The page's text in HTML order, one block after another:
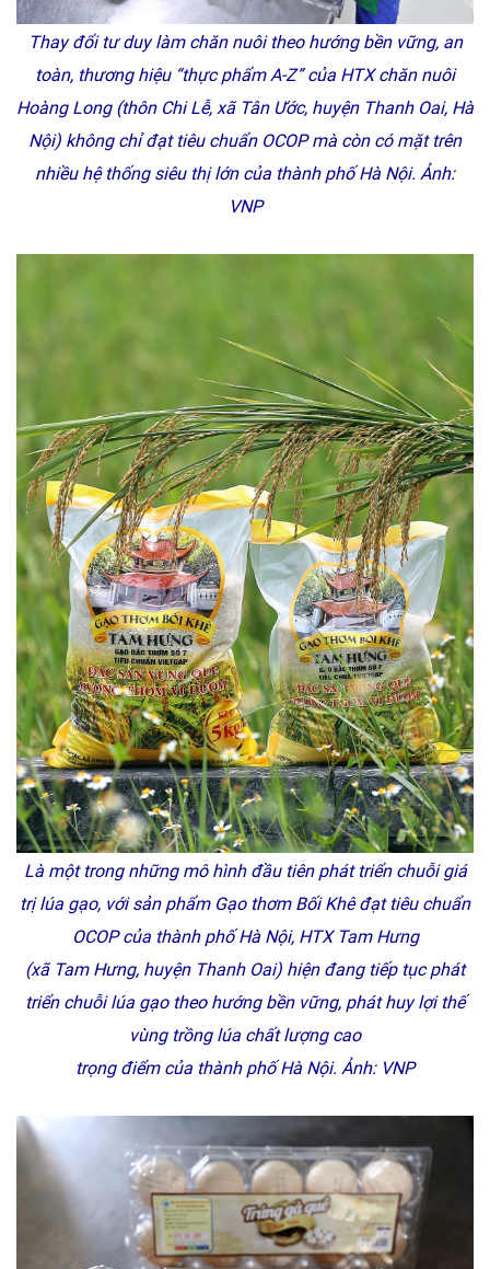
Thay đổi tư duy làm chăn nuôi theo hướng bền vững, an
toàn, thương hiệu “thực phẩm A-Z” của HTX chăn nuôi
Hoàng Long (thôn Chi Lễ, xã Tân Ước, huyện Thanh Oai, Hà
Nội) không chỉ đạt tiêu chuẩn OCOP mà còn có mặt trên
nhiều hệ thống siêu thị lớn của thành phố Hà Nội. Ảnh:
VNP
Là một trong những mô hình đầu tiên phát triển chuỗi giá
trị lúa gạo, với sản phẩm Gạo thơm Bối Khê đạt tiêu chuẩn
OCOP của thành phố Hà Nội, HTX Tam Hưng
(xã Tam Hưng, huyện Thanh Oai) hiện đang tiếp tục phát
triển chuỗi lúa gạo theo hướng bền vững, phát huy lợi thế
vùng trồng lúa chất lượng cao
trọng điểm của thành phố Hà Nội. Ảnh: VNP